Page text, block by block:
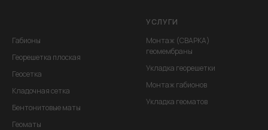
Габионы
Георешетка плоская
Геосетка
Кладочная сетка
Бентонитовые маты
Геоматы
УСЛУГИ
Монтаж (СВАРКА)
геомембраны
Укладка георешетки
Монтаж габионов
Укладка геоматов